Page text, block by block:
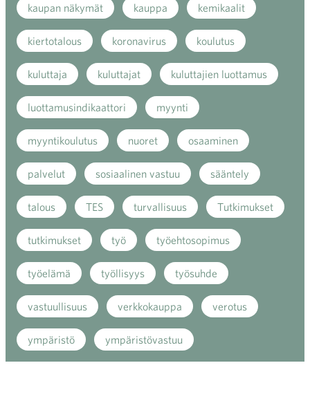
kaupan näkymät kauppa kemikaalit
kiertotalous koronavirus koulutus
kuluttaja kuluttajat kuluttajien luottamus
luottamusindikaattori myynti
myyntikoulutus nuoret osaaminen
palvelut sosiaalinen vastuu sääntely
talous TES turvallisuus Tutkimukset
tutkimukset työ työehtosopimus
työelämä työllisyys työsuhde
vastuullisuus verkkokauppa verotus
ympäristö ympäristövastuu